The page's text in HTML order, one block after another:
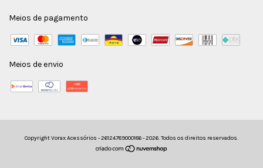
Meios de pagamento
Meios de envio
Copyright Vorax Acessórios - 26124789000186 - 2026. Todos os direitos reservados.